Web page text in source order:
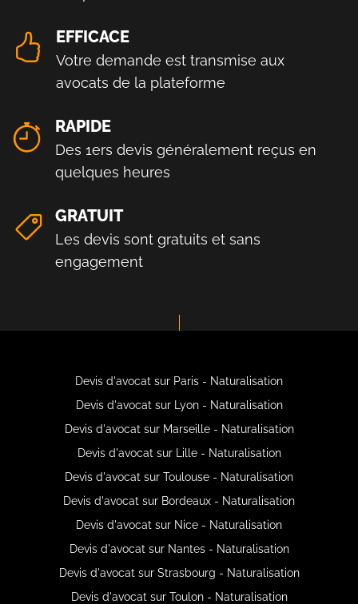
EFFICACE
Votre demande est transmise aux
avocats de la plateforme
RAPIDE
Des 1ers devis généralement reçus en
quelques heures
GRATUIT
Les devis sont gratuits et sans
engagement
Devis d'avocat sur Paris - Naturalisation
Devis d'avocat sur Lyon - Naturalisation
Devis d'avocat sur Marseille - Naturalisation
Devis d'avocat sur Lille - Naturalisation
Devis d'avocat sur Toulouse - Naturalisation
Devis d'avocat sur Bordeaux - Naturalisation
Devis d'avocat sur Nice - Naturalisation
Devis d'avocat sur Nantes - Naturalisation
Devis d'avocat sur Strasbourg - Naturalisation
Devis d'avocat sur Toulon - Naturalisation